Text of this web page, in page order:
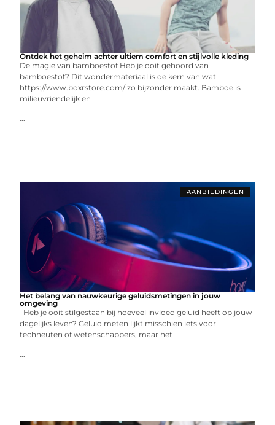
Ontdek het geheim achter ultiem comfort en stijlvolle kleding
De magie van bamboestof Heb je ooit gehoord van
bamboestof? Dit wondermateriaal is de kern van wat
https://www.boxrstore.com/ zo bijzonder maakt. Bamboe is
milieuvriendelijk en
...
AANBIEDINGEN
Het belang van nauwkeurige geluidsmetingen in jouw
omgeving
Heb je ooit stilgestaan bij hoeveel invloed geluid heeft op jouw
dagelijks leven? Geluid meten lijkt misschien iets voor
techneuten of wetenschappers, maar het
...